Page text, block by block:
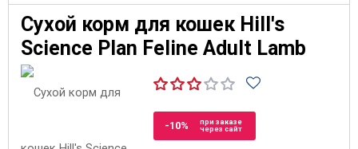
Сухой корм для кошек Hill's
Science Plan Feline Adult Lamb
-10%
при заказе
через сайт